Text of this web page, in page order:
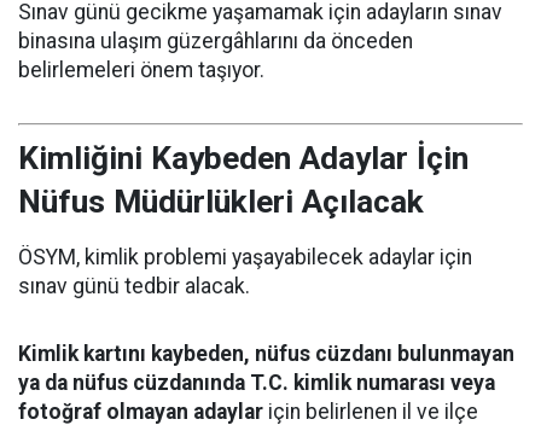
Sınav günü gecikme yaşamamak için adayların sınav
binasına ulaşım güzergâhlarını da önceden
belirlemeleri önem taşıyor.
Kimliğini Kaybeden Adaylar İçin
Nüfus Müdürlükleri Açılacak
ÖSYM, kimlik problemi yaşayabilecek adaylar için
sınav günü tedbir alacak.
Kimlik kartını kaybeden, nüfus cüzdanı bulunmayan
ya da nüfus cüzdanında T.C. kimlik numarası veya
fotoğraf olmayan adaylar için belirlenen il ve ilçe